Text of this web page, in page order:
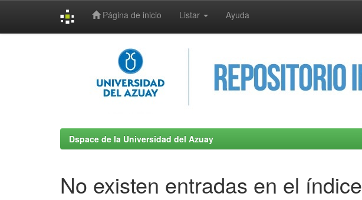
Página de inicio Listar Ayuda
Dspace de la Universidad del Azuay
No existen entradas en el índice